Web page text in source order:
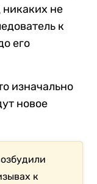
не
к
его
изначально
новое
к